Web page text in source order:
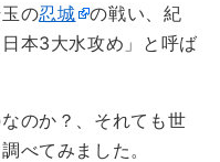
玉の忍城
の戦い、紀
本3大水攻め」と呼ば
のか？、それても世
べてみました。